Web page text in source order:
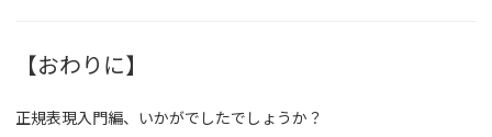
【おわりに】
正規表現入門編、いかがでしたでしょうか？